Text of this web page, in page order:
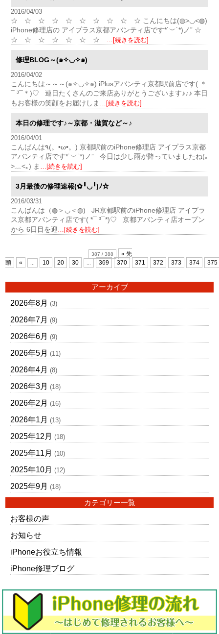
2016/04/03
☆ ☆ ☆ ☆ ☆ ☆ ☆ ☆ ☆ ☆ こんにちは(◍>◡<◍)
iPhone修理店の アイプラス京都アバンティ店です*˙︶˙*)ノ” ☆
☆ ☆ ☆ ☆ ☆ ☆ ☆
…[続きを読む]
修理BLOG～(๑✧◡✧๑)
2016/04/02
こんにちは～～～(๑✧◡✧๑) iPlusアバンティ京都駅前店です( ＊
¯ ³¯＊)♡ 連日たくさんのご来店ありがとうございます♪♪♪ 本日
もお客様の笑顔をお届けしま …[続きを読む]
本日の修理です♪～京都・滋賀など～♪
2016/04/01
こんばんは٩(。•ω•。) 京都駅前のiPhone修理店 アイプラス京都
アバンティ店です*˙︶˙*)ノ” 今日は少し雨が降っていましたね(｡
>﹏<｡) ま …[続きを読む]
3月最後の修理速報(✿╹◡╹)ﾉ☆
2016/03/31
こんばんは（◍＞◡＜◍) JR京都駅前のiPhone修理店 アイプラ
ス京都アバンティ店です( *¯ ³¯*)♡ 京都アバンティ店オープン
から 6日目を迎…[続きを読む]
387 / 388
« 先
頭
« 10 20 30 369 370 371 372 373 374 375
アーカイブ
2026年8月 (3)
2026年7月 (9)
2026年6月 (9)
2026年5月 (11)
2026年4月 (8)
2026年3月 (18)
2026年2月 (16)
2026年1月 (13)
2025年12月 (18)
2025年11月 (10)
2025年10月 (12)
2025年9月 (18)
カテゴリー一覧
お客様の声
お知らせ
iPhoneお役立ち情報
iPhone修理ブログ